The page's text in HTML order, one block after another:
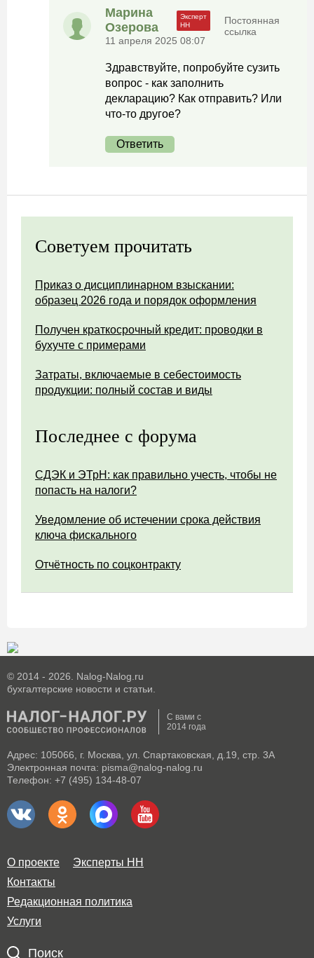
Марина
Озерова
11 апреля 2025 08:07
Постоянная
ссылка
Здравствуйте, попробуйте сузить
вопрос - как заполнить
декларацию? Как отправить? Или
что-то другое?
Ответить
Советуем прочитать
Приказ о дисциплинарном взыскании:
образец 2026 года и порядок оформления
Получен краткосрочный кредит: проводки в
бухучте с примерами
Затраты, включаемые в себестоимость
продукции: полный состав и виды
Последнее с форума
СДЭК и ЭТрН: как правильно учесть, чтобы не
попасть на налоги?
Уведомление об истечении срока действия
ключа фискального
Отчётность по соцконтракту
© 2014 - 2026. Nalog-Nalog.ru
бухгалтерские новости и статьи.
С вами с
2014 года
Адрес: 105066, г. Москва, ул. Спартаковская, д.19, стр. 3А
Электронная почта: pisma@nalog-nalog.ru
Телефон: +7 (495) 134-48-07
О проекте
Эксперты НН
Контакты
Редакционная политика
Услуги
Поиск